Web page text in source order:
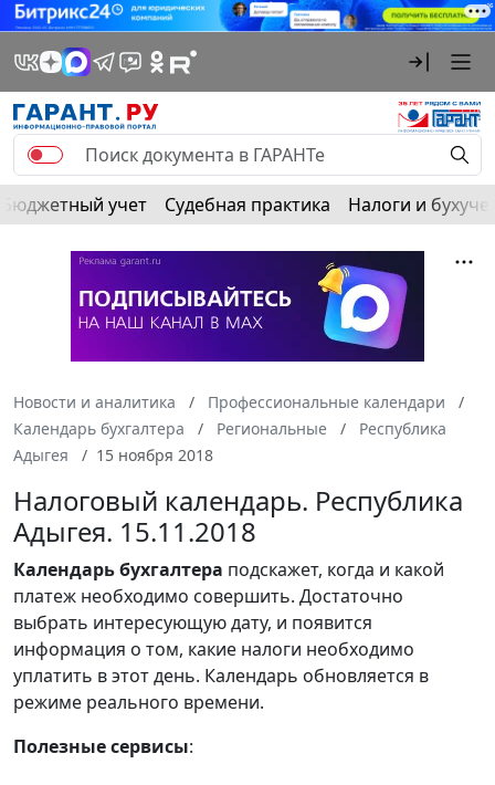
Бюджетный учет Судебная практика Налоги и
Новости и аналитика
Профессиональные календари
Календарь бухгалтера
Региональные
Республика
Адыгея
15 ноября 2018
Налоговый календарь. Республика
Адыгея. 15.11.2018
Календарьбухгалтера подскажет, когда и какой
платеж необходимо совершить. Достаточно
выбрать интересующую дату, и появится
информация о том, какие налоги необходимо
уплатить в этот день. Календарь обновляется в
режиме реального времени.
Полезные сервисы: